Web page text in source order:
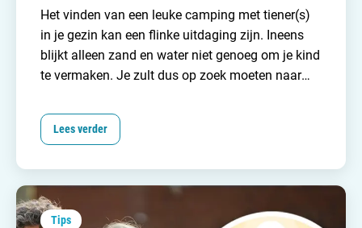
Het vinden van een leuke camping met tiener(s)
in je gezin kan een flinke uitdaging zijn. Ineens
blijkt alleen zand en water niet genoeg om je kind
te vermaken. Je zult dus op zoek moeten naar
ontmoeten en waar veel te beleven valt. Want
z
eker voor tieners geldt; als zij het naar hun zin
zoektocht naar een leuke tienercamping hebben
wij de 15 leukste en mooiste campings voor
Lees verder
Tips